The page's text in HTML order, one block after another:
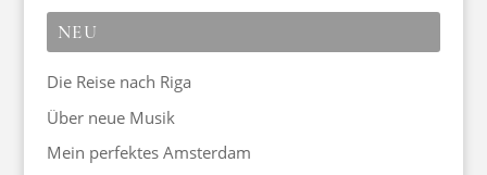
NEU
Die Reise nach Riga
Über neue Musik
Mein perfektes Amsterdam